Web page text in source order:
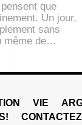
que
Un jour,
sans
même de…
VIE